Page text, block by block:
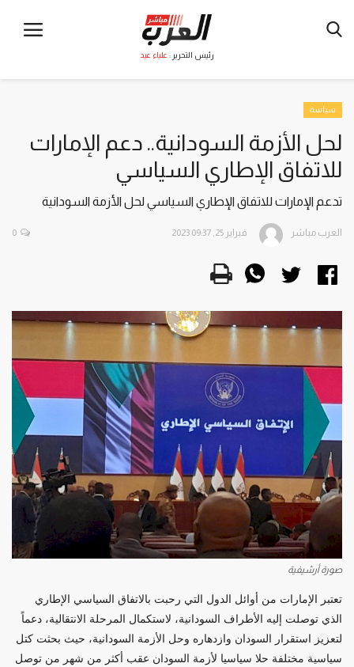
رئيس التحرير : علياء عيد
سياسة
لحل الأزمة السودانية.. دعم الإمارات
للاتفاق الإطاري السياسي
تدعم الإمارات للاتفاق الإطاري السياسي لحل الأزمة السودانية
العرب مباشر فبراير 25, 2023 09:37 0
صورة أرشيفية
تعتبر الإمارات من أوائل الدول التي رحبت بالاتفاق السياسي الإطاري
الذي توصلت إليه الأطراف السودانية، لاستكمال المرحلة الانتقالية، دعماً
لتعزيز استقرار السودان وازدهاره وحل الأزمة السودانية، حيث بحثت كتل
سياسية مختلفة حلا سياسيا لأزمة السودان عقب أكثر من شهر من توصل